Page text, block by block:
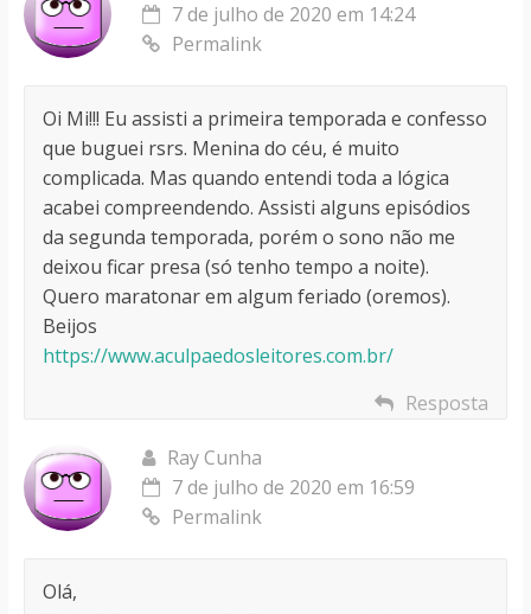
7 de julho de 2020 em 14:24
Permalink
Oi Mi!!! Eu assisti a primeira temporada e confesso
que buguei rsrs. Menina do céu, é muito
complicada. Mas quando entendi toda a lógica
acabei compreendendo. Assisti alguns episódios
da segunda temporada, porém o sono não me
deixou ficar presa (só tenho tempo a noite).
Quero maratonar em algum feriado (oremos).
Beijos
https://www.aculpaedosleitores.com.br/
Resposta
Ray Cunha
7 de julho de 2020 em 16:59
Permalink
Olá,